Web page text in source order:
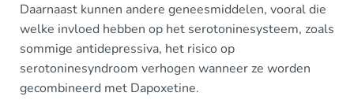
Daarnaast kunnen andere geneesmiddelen, vooral die
welke invloed hebben op het serotoninesysteem, zoals
sommige antidepressiva, het risico op
serotoninesyndroom verhogen wanneer ze worden
gecombineerd met Dapoxetine.